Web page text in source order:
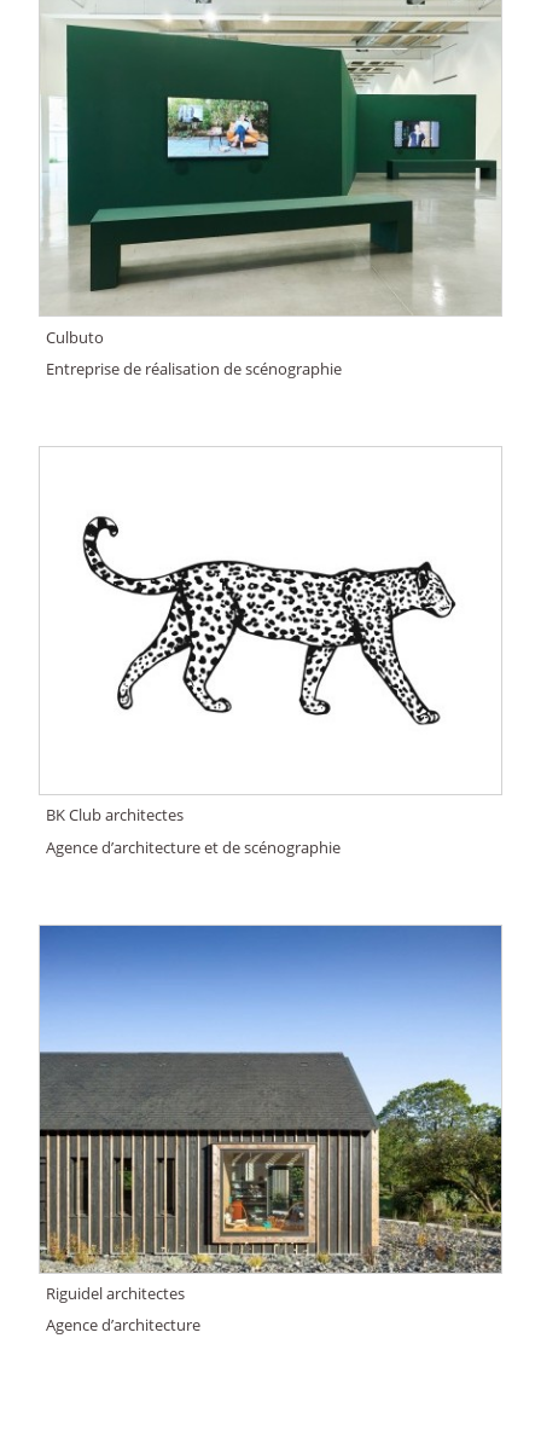
Culbuto
Entreprise de réalisation de scénographie
BK Club architectes
Agence d’architecture et de scénographie
Riguidel architectes
Agence d’architecture